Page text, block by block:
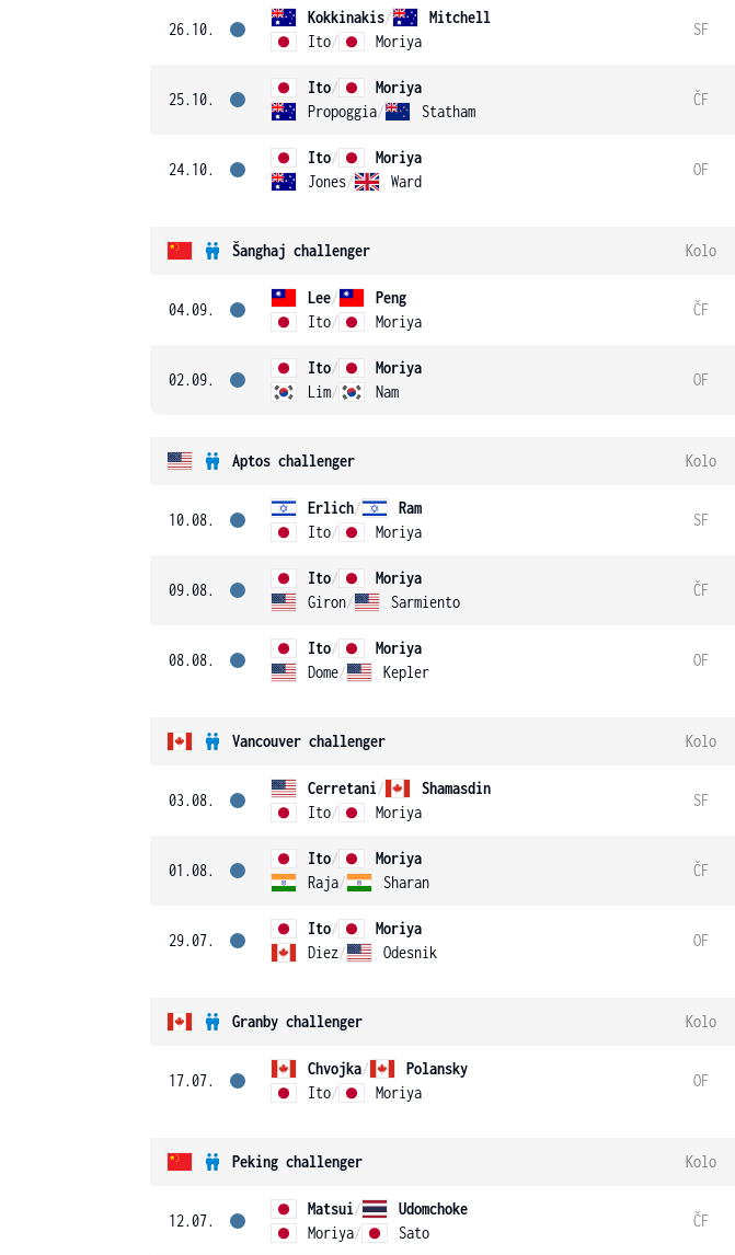
26.10.
Kokkinakis/
Mitchell
Ito/ Moriya
SF
25.10.
Ito/
Moriya
Propoggia/ Statham
ČF
24.10.
Ito/
Moriya
Jones/ Ward
OF
Šanghaj challenger Kolo
04.09.
Lee/
Peng
Ito/ Moriya
ČF
02.09.
Ito/
Moriya
Lim/ Nam
OF
Aptos challenger Kolo
10.08.
Erlich/
Ram
Ito/ Moriya
SF
09.08.
Ito/
Moriya
Giron/ Sarmiento
ČF
08.08.
Ito/
Moriya
Dome/ Kepler
OF
Vancouver challenger Kolo
03.08.
Cerretani/
Shamasdin
Ito/ Moriya
SF
01.08.
Ito/
Moriya
Raja/ Sharan
ČF
29.07.
Ito/
Moriya
Diez/ Odesnik
OF
Granby challenger Kolo
17.07.
Chvojka/
Polansky
Ito/ Moriya
OF
Peking challenger Kolo
12.07.
Matsui/
Udomchoke
Moriya/ Sato
ČF